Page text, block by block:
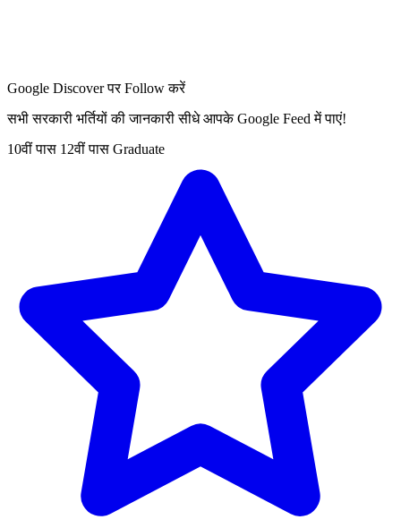
Google Discover पर Follow करें
सभी सरकारी भर्तियों की जानकारी सीधे आपके Google Feed में पाएं!
10वीं पास 12वीं पास Graduate